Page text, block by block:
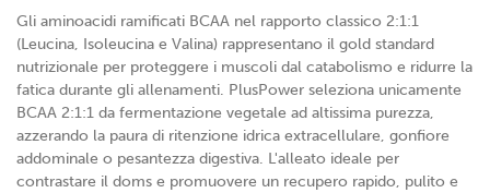
Gli aminoacidi ramificati BCAA nel rapporto classico 2:1:1
(Leucina, Isoleucina e Valina) rappresentano il gold standard
nutrizionale per proteggere i muscoli dal catabolismo e ridurre la
fatica durante gli allenamenti. PlusPower seleziona unicamente
BCAA 2:1:1 da fermentazione vegetale ad altissima purezza,
azzerando la paura di ritenzione idrica extracellulare, gonfiore
addominale o pesantezza digestiva. L'alleato ideale per
contrastare il doms e promuovere un recupero rapido, pulito e